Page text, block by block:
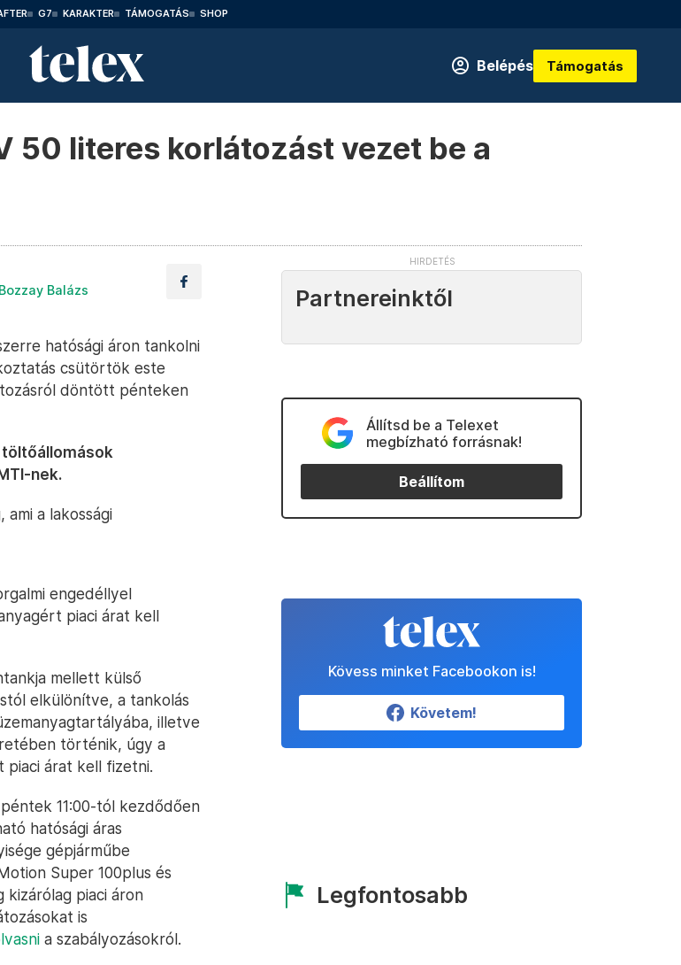
G7 KARAKTER TÁMOGATÁS SHOP
Belépés Támogatás
50 literes korlátozást vezet be a
Bozzay Balázs
hatósági áron tankolni
csütörtök este
döntött pénteken
töltőállomások
nek.
a lakossági
engedéllyel
piaci árat kell
mellett külső
elkülönítve, a tankolás
illetve
történik, úgy a
piaci árat kell fizetni.
11:00-tól kezdődően
hatósági áras
gépjárműbe
Super 100plus és
kizárólag piaci áron
is
a szabályozásokról.
Partnereinktől
Állítsd be a Telexet
megbízható forrásnak!
Beállítom
Kövess minket Facebookon is!
Követem!
Legfontosabb